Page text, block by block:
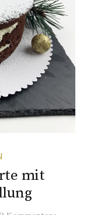
mit